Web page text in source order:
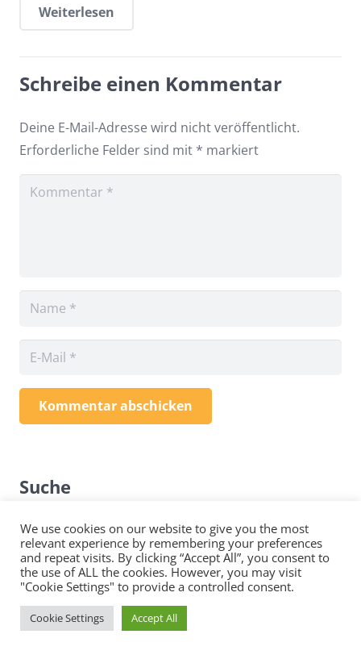
Weiterlesen
Schreibe einen Kommentar
Deine E-Mail-Adresse wird nicht veröffentlicht.
Erforderliche Felder sind mit * markiert
Kommentar abschicken
Suche
Suche
nach:
Seiten
Adventverlosung 2018 – Teilnahme- und
We use cookies on our website to give you the most
relevant experience by remembering your preferences
and repeat visits. By clicking “Accept All”, you consent to
the use of ALL the cookies. However, you may visit
"Cookie Settings" to provide a controlled consent.
Cookie Settings Accept All